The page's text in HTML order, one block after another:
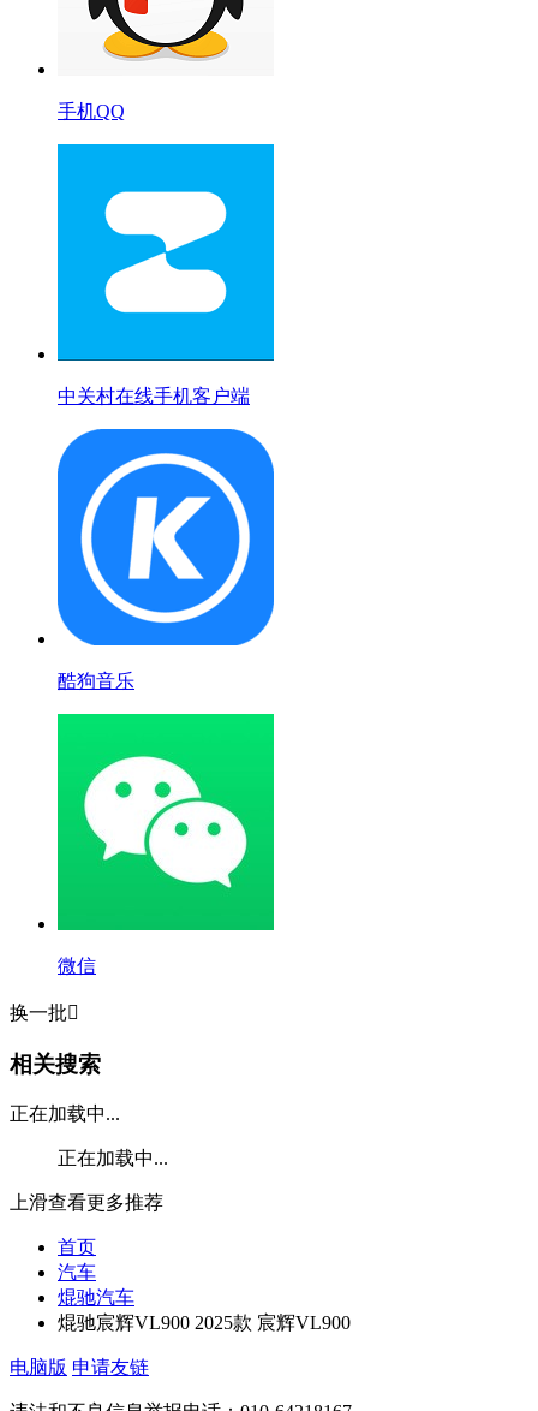
手机QQ
中关村在线手机客户端
酷狗音乐
微信
换一批
相关搜索
正在加载中...
正在加载中...
上滑查看更多推荐
首页
汽车
焜驰汽车
焜驰宸辉VL900 2025款 宸辉VL900
电脑版 申请友链